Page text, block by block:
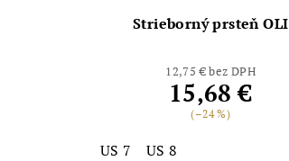
Strieborný prsteň OLI
12,75 € bez DPH
15,68 €
(–24 %)
US 7
US 8